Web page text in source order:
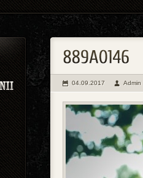
04.09.2017 Admin